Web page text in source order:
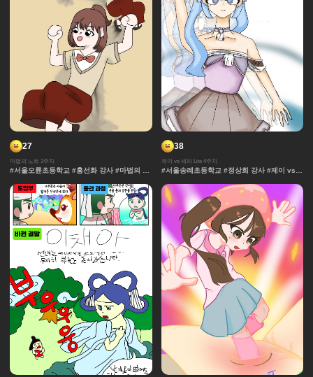
27
마법의 노트 3주차
#서울오륜초등학교 #홍선화 강사 #마법의 노
얼굴 #추격전 #컷만화 #개성 #액션 #장면효
과 #창작 디자인 #노트 #마법 #연출 #캐릭터
#콘티 #날씨 #아이돌 #댄스
38
제이 vs 세라 Lite 4주차
#서울송례초등학교 #정상희 강사 #제이 vs
#컷만화 #데포르메 #훈련 #보석 #창작 디자
인 #잔상표현 #체육 #제이 #대결 #댄스